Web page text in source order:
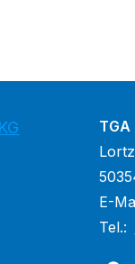
TGA
E-
Tel.: